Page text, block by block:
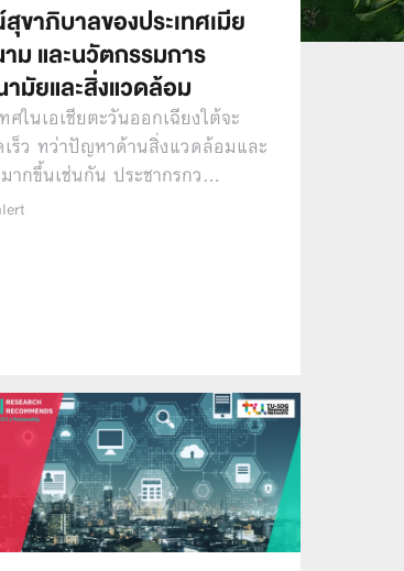
าภิบาลของประเทศเมีย
ม และนวัตกรรมการ
มัยและสิ่งแวดล้อม
ศในเอเชียตะวันออกเฉียงใต้จะ
เร็ว ทว่าปัญหาด้านสิ่งแวดล้อมและ
ากขึ้นเช่นกัน ประชากรกว…